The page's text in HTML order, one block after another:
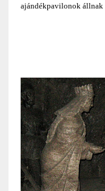
ajándékpavilonok